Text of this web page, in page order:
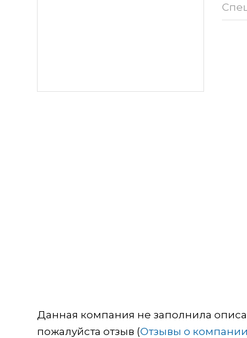
Данная компания не заполнила
пожалуйста отзыв (Отзывы о компании